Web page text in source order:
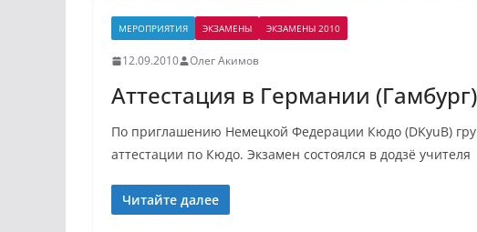
МЕРОПРИЯТИЯ ЭКЗАМЕНЫ ЭКЗАМЕНЫ 2010
12.09.2010 Олег Акимов
Аттестация в Германии
По приглашению Немецкой Федерации Кюдо (DKyuB)
аттестации по Кюдо. Экзамен состоялся в додзё учителя
Читайте далее